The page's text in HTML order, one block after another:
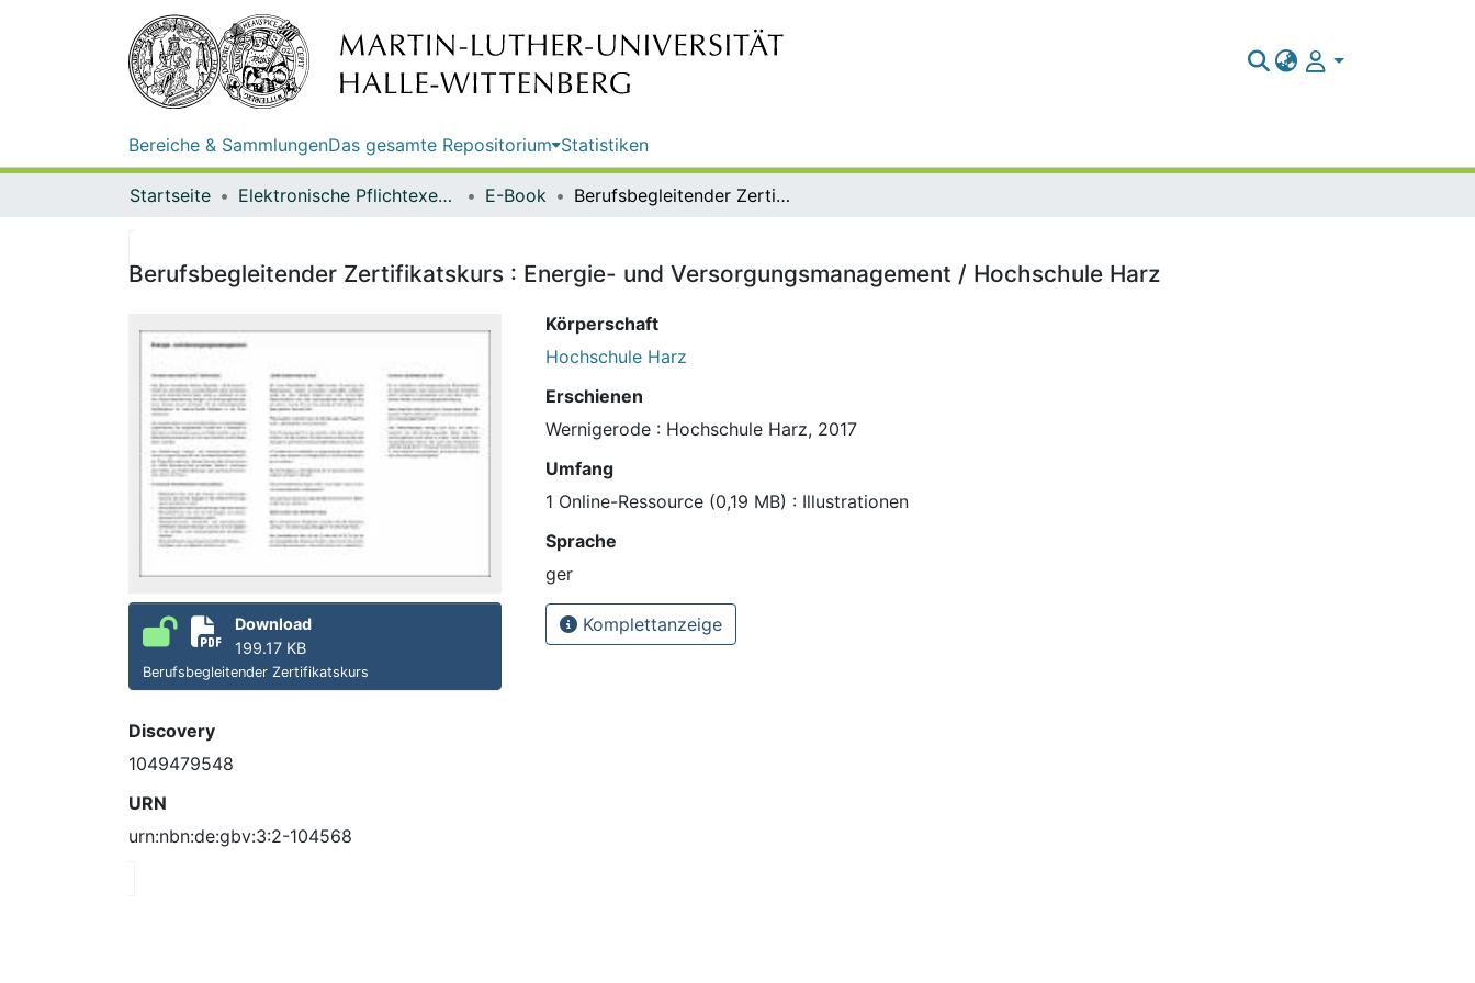
Bereiche & SammlungenDas gesamte Repositorium Statistiken
Startseite Elektronische Pflichtexemplare E-Book Berufsbegleitender Zertifikatskurs : Energie- und Versorgungsmanagement / Hochschule Harz
Berufsbegleitender Zertifikatskurs : Energie- und Versorgungsmanagement / Hochschule Harz
Download
199.17 KB
Berufsbegleitender Zertifikatskurs
Discovery
1049479548
URN
urn:nbn:de:gbv:3:2-104568
Körperschaft
Hochschule Harz
Erschienen
Wernigerode : Hochschule Harz, 2017
Umfang
1 Online-Ressource (0,19 MB) : Illustrationen
Sprache
ger
Komplettanzeige